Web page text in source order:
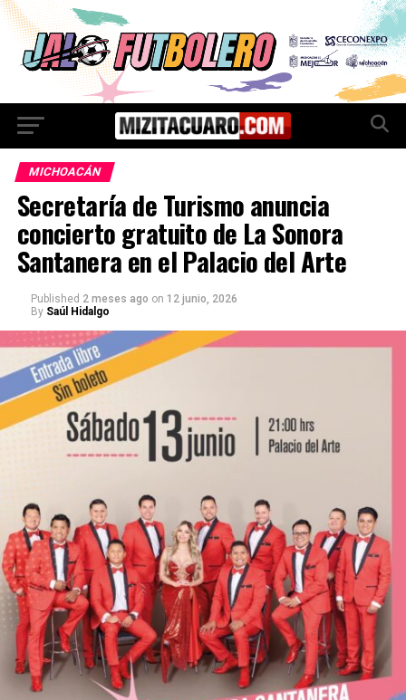
MICHOACÁN
Secretaría de Turismo anuncia
concierto gratuito de La Sonora
Santanera en el Palacio del Arte
Published 2 meses ago on 12 junio, 2026
By Saúl Hidalgo